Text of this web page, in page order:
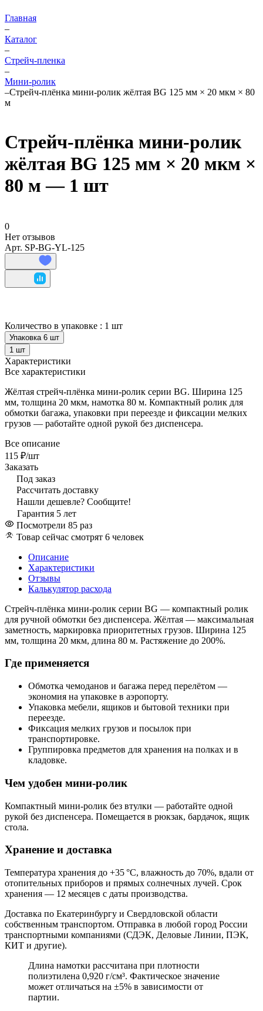
Главная
–
Каталог
–
Стрейч-пленка
–
Мини-ролик
–Стрейч-плёнка мини-ролик жёлтая BG 125 мм × 20 мкм × 80
м
Стрейч-плёнка мини-ролик
жёлтая BG 125 мм × 20 мкм ×
80 м — 1 шт
0
Нет отзывов
Арт. SP-BG-YL-125
Количество в упаковке : 1 шт
Упаковка 6 шт
1 шт
Характеристики
Все характеристики
Жёлтая стрейч-плёнка мини-ролик серии BG. Ширина 125
мм, толщина 20 мкм, намотка 80 м. Компактный ролик для
обмотки багажа, упаковки при переезде и фиксации мелких
грузов — работайте одной рукой без диспенсера.
Все описание
115 ₽/шт
Заказать
Под заказ
Рассчитать доставку
Нашли дешевле? Сообщите!
Гарантия 5 лет
Посмотрели 85 раз
Товар сейчас смотрят 6 человек
Описание
Характеристики
Отзывы
Калькулятор расхода
Стрейч-плёнка мини-ролик серии BG — компактный ролик
для ручной обмотки без диспенсера. Жёлтая — максимальная
заметность, маркировка приоритетных грузов. Ширина 125
мм, толщина 20 мкм, длина 80 м. Растяжение до 200%.
Где применяется
Обмотка чемоданов и багажа перед перелётом —
экономия на упаковке в аэропорту.
Упаковка мебели, ящиков и бытовой техники при
переезде.
Фиксация мелких грузов и посылок при
транспортировке.
Группировка предметов для хранения на полках и в
кладовке.
Чем удобен мини-ролик
Компактный мини-ролик без втулки — работайте одной
рукой без диспенсера. Помещается в рюкзак, бардачок, ящик
стола.
Хранение и доставка
Температура хранения до +35 °С, влажность до 70%, вдали от
отопительных приборов и прямых солнечных лучей. Срок
хранения — 12 месяцев с даты производства.
Доставка по Екатеринбургу и Свердловской области
собственным транспортом. Отправка в любой город России
транспортными компаниями (СДЭК, Деловые Линии, ПЭК,
КИТ и другие).
Длина намотки рассчитана при плотности
полиэтилена 0,920 г/см³. Фактическое значение
может отличаться на ±5% в зависимости от
партии.